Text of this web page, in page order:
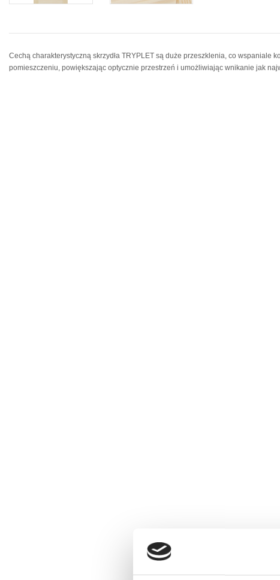
Cechą charakterystyczną skrzydła TRYPLET są duże przeszklenia, co wspaniale
pomieszczeniu, powiększając optycznie przestrzeń i umożliwiając wnikanie jak